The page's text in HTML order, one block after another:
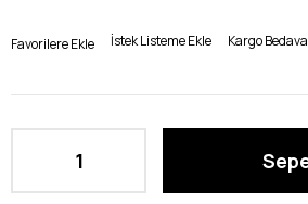
Favorilere Ekle İstek Listeme Ekle Kargo Bedava